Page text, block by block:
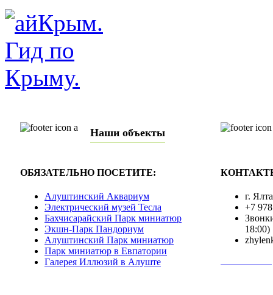
Наши объекты
ОБЯЗАТЕЛЬНО ПОСЕТИТЕ:
Алуштинский Аквариум
Электрический музей Тесла
Бахчисарайский Парк миниатюр
Экшн-Парк Пандориум
Алуштинский Парк миниатюр
Парк миниатюр в Евпатории
Галерея Иллюзий в Алуште
г.
+7
18:00)